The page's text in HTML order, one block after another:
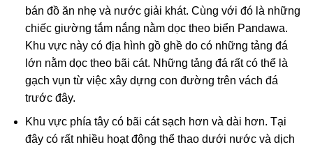
bán đồ ăn nhẹ và nước giải khát. Cùng với đó là những
chiếc giường tắm nắng nằm dọc theo biển Pandawa.
Khu vực này có địa hình gồ ghề do có những tảng đá
lớn nằm dọc theo bãi cát. Những tảng đá rất có thể là
gạch vụn từ việc xây dựng con đường trên vách đá
trước đây.
Khu vực phía tây có bãi cát sạch hơn và dài hơn. Tại
đây có rất nhiều hoạt động thể thao dưới nước và dịch